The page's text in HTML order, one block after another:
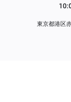
東京都港区